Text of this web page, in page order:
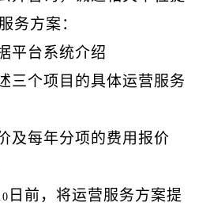
务方案：
平台系统介绍
三个项目的具体运营服务
及每年分项的费用报价
日前，将运营服务方案提